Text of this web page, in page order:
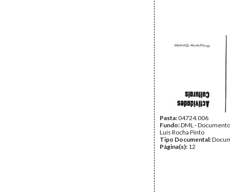
Pasta:04724.006
Fundo:DML -
Luís Rocha Pinto
Tipo Documental:
Página(s): 12